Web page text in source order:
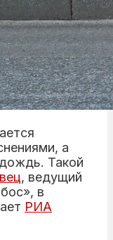
а
Такой
, ведущий
в
РИА